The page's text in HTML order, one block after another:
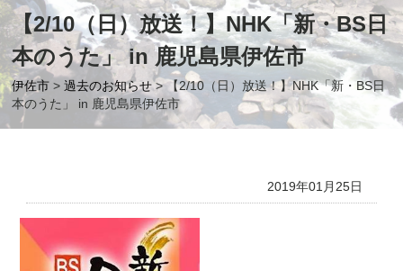
【2/10（日）放送！】NHK「新・BS日
本のうた」 in 鹿児島県伊佐市
伊佐市 >過去のお知らせ> 【2/10（日）放送！】NHK「新・BS日
本のうた」 in 鹿児島県伊佐市
2019年01月25日